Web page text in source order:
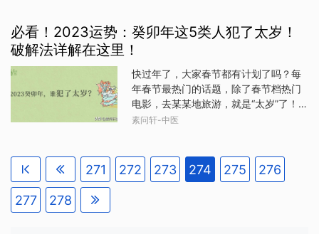
乞儿”的乐天派，历经宦海沉浮，饱受人
生之苦。妻子王弗“十年生死两茫茫”，
泡影”，功业是“‌黄州、惠州、儋州”‌，满
肚皮装的是“不合时宜”，是“平生文字为
吾累”“我被聪明误
必看！2023运势：癸卯年这5类人犯了太岁！
破解法详解在这里！
快过年了，大家春节都有计划了吗？每
年春节最热门的话题，除了春节档热门
电影，去某某地旅游，就是“太岁”了！按
照惯例，每年春节我都会写篇“太岁”的文
们。虽然咱已经成“精”了，但人生路漫
漫，还不能掉以轻心！这不，掐指一
素问轩-中医
271 272 273 274 275 276
277 278